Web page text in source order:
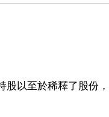
股以至於稀釋了股份